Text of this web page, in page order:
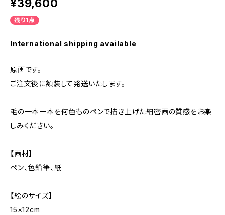
¥39,600
残り1点
International shipping available
原画です。
ご注文後に額装して発送いたします。
毛の一本一本を何色ものペンで描き上げた細密画の質感をお楽
しみください。
【画材】
ペン、色鉛筆、紙
【絵のサイズ】
15×12cm